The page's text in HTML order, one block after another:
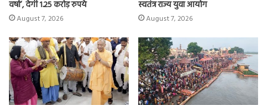
वर्षा’, देगी 1.25 करोड़ रुपये
August 7, 2026
स्वतंत्र राज्य युवा आयोग
August 7, 2026